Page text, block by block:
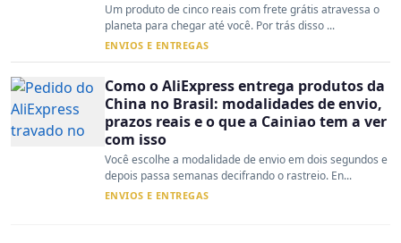
Um produto de cinco reais com frete grátis atravessa o
planeta para chegar até você. Por trás disso ...
ENVIOS E ENTREGAS
Como o AliExpress entrega produtos da
China no Brasil: modalidades de envio,
prazos reais e o que a Cainiao tem a ver
com isso
Você escolhe a modalidade de envio em dois segundos e
depois passa semanas decifrando o rastreio. En...
ENVIOS E ENTREGAS